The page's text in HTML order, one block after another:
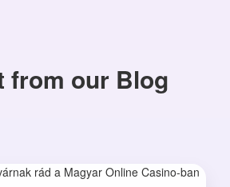
from our Blog